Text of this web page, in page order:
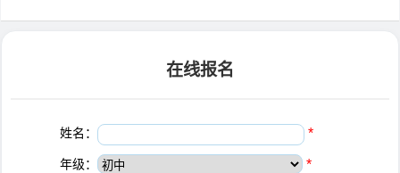
在线报名
姓名： *
年级： *